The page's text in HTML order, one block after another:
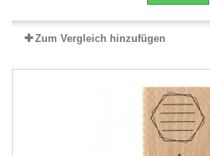
Zum Vergleich hinzufügen